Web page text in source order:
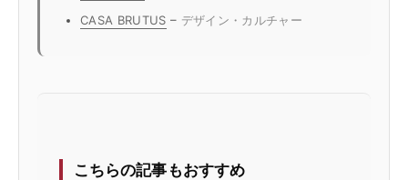
CASA BRUTUS – デザイン・カルチャー
こちらの記事もおすすめ